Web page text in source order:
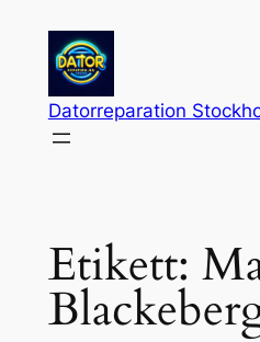
innehåll
Datorreparation
Etikett: